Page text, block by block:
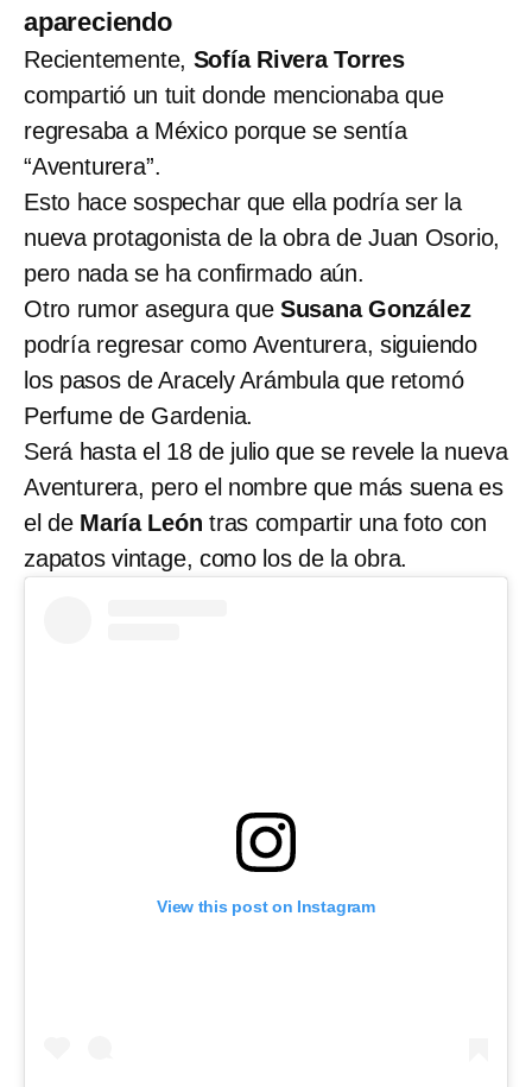
apareciendo
Recientemente, Sofía Rivera Torres
compartió un tuit donde mencionaba que
regresaba a México porque se sentía
“Aventurera”.
Esto hace sospechar que ella podría ser la
nueva protagonista de la obra de Juan Osorio,
pero nada se ha confirmado aún.
Otro rumor asegura que Susana González
podría regresar como Aventurera, siguiendo
los pasos de Aracely Arámbula que retomó
Perfume de Gardenia.
Será hasta el 18 de julio que se revele la nueva
Aventurera, pero el nombre que más suena es
el de María León tras compartir una foto con
zapatos vintage, como los de la obra.
View this post on Instagram